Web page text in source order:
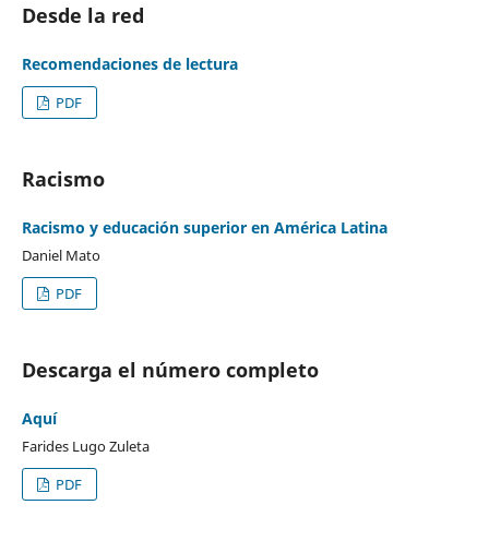
Desde la red
Recomendaciones de lectura
PDF
Racismo
Racismo y educación superior en América Latina
Daniel Mato
PDF
Descarga el número completo
Aquí
Farides Lugo Zuleta
PDF